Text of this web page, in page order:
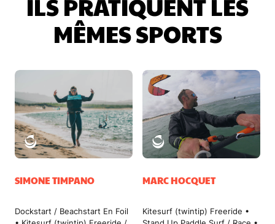
MÊMES SPORTS
SIMONE TIMPANO
Dockstart / Beachstart En Foil
MARC HOCQUET
Kitesurf (twintip) Freeride •